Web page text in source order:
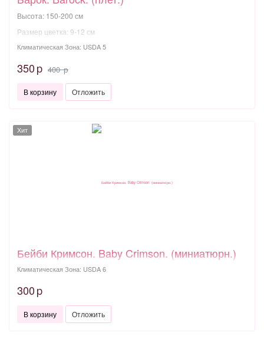
Высота: 150-200 см
Размер цветка: 9-12 см
Климатическая Зона: USDA 5
350 p 400 p
В корзину Отложить
Хит
Бейби Кримсон. Baby Crimson. (миниатюрн.)
Климатическая Зона: USDA 6
300 p
В корзину Отложить